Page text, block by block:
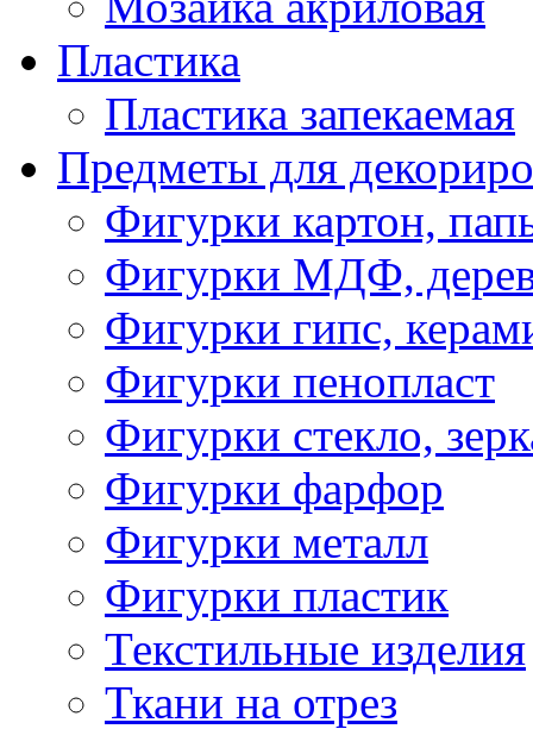
Пластика
Пластика запекаемая
Предметы для
Фигурки картон,
Фигурки МДФ,
Фигурки гипс,
Фигурки пенопласт
Фигурки стекло,
Фигурки фарфор
Фигурки металл
Фигурки пластик
Текстильные изделия
Ткани на отрез